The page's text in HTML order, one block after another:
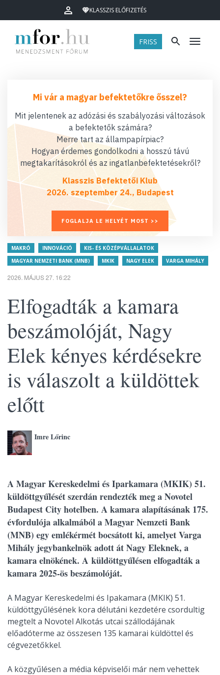
KLASSZIS ELŐFIZETÉS
FRISS Menü
Mi vár a magyar befektetőkre ősszel?
Mit jelentenek az adózási és szabályozási változások
a befektetők számára?
Merre tart az állampapírpiac?
Hogyan érdemes gondolkodni a hosszú távú
megtakarításokról és az ingatlanbefektetésekről?
Klasszis Befektetői Klub
2026. szeptember 24., Budapest
FOGLALJA LE HELYÉT MOST >>
MAKRÓ INNOVÁCIÓ
KIS- ÉS KÖZÉPVÁLLALATOK
MAGYAR NEMZETI BANK (MNB)
MKIK NAGY ELEK VARGA MIHÁLY
2026. MÁJUS 27. 16:22
Elfogadták a kamara
beszámolóját, Nagy
Elek kényes kérdésekre
is válaszolt a küldöttek
előtt
Imre Lőrinc
A Magyar Kereskedelmi és Iparkamara (MKIK) 51.
küldöttgyűlését szerdán rendezték meg a Novotel
Budapest City hotelben. A kamara alapításának 175.
évfordulója alkalmából a Magyar Nemzeti Bank
(MNB) egy emlékérmét bocsátott ki, amelyet Varga
Mihály jegybankelnök adott át Nagy Eleknek, a
kamara elnökének. A küldöttgyűlésen elfogadták a
kamara 2025-ös beszámolóját.
A Magyar Kereskedelmi és Ipakamara (MKIK) 51.
küldöttgyűlésének kora délutáni kezdetére csordultig
megtelt a Novotel Alkotás utcai szállodájának
előadóterme az összesen 135 kamarai küldöttel és
cégvezetőkkel.
A közgyűlésen a média képviselői már nem vehettek